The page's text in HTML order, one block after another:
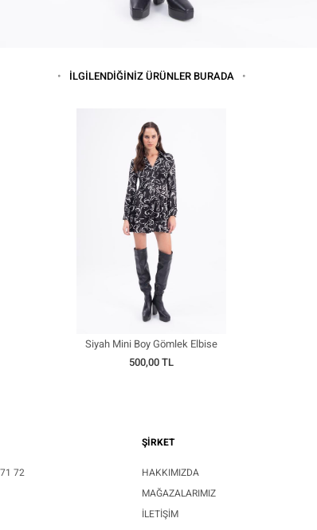
İLGİLENDİĞİNİZ ÜRÜNLER BURADA
Siyah Mini Boy Gömlek Elbise
500,00 TL
72
ŞİRKET
HAKKIMIZDA
MAĞAZALARIMIZ
İLETIŞIM